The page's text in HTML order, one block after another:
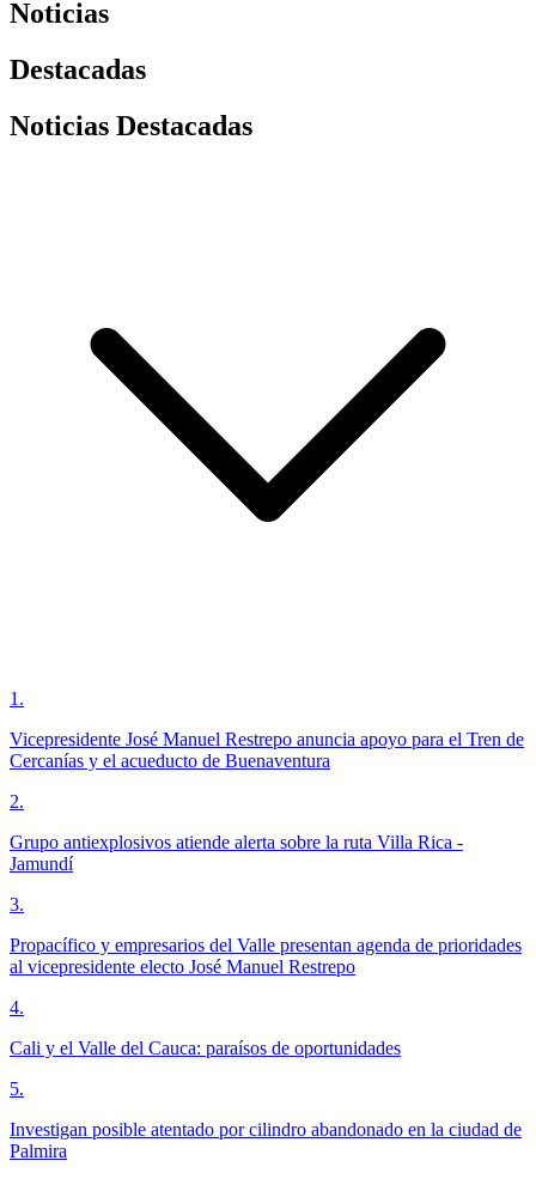
Noticias
Destacadas
Noticias Destacadas
1 .
Vicepresidente José Manuel Restrepo anuncia apoyo para el Tren de
Cercanías y el acueducto de Buenaventura
2.
Grupo antiexplosivos atiende alerta sobre la ruta Villa Rica -
Jamundí
3.
Propacífico y empresarios del Valle presentan agenda de prioridades
al vicepresidente electo José Manuel Restrepo
4.
Cali y el Valle del Cauca: paraísos de oportunidades
5.
Investigan posible atentado por cilindro abandonado en la ciudad de
Palmira